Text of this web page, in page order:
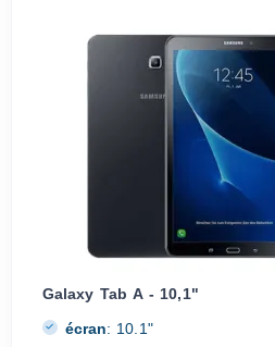
Galaxy Tab A - 10,1"
écran: 10.1"